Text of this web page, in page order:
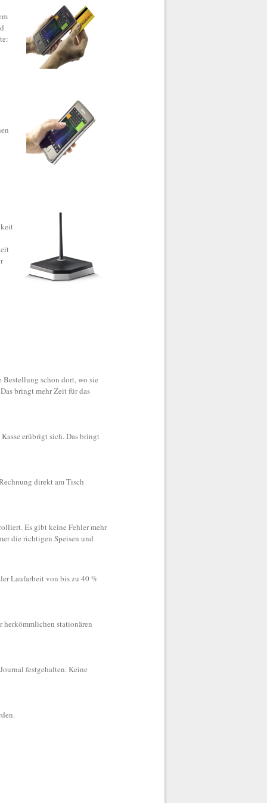
schon dort, wo sie
bringt mehr Zeit für das
erübrigt sich. Das bringt
direkt am Tisch
Es gibt keine Fehler mehr
die richtigen Speisen und
Laufarbeit von bis zu 40 %
stationären
festgehalten. Keine